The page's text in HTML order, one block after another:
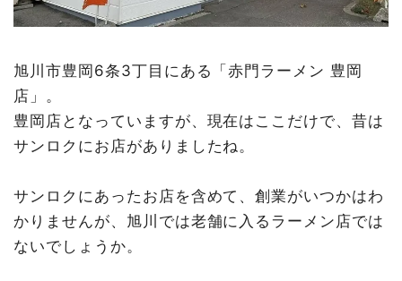
旭川市豊岡6条3丁目にある「赤門ラーメン 豊岡
店」。
豊岡店となっていますが、現在はここだけで、昔は
サンロクにお店がありましたね。
サンロクにあったお店を含めて、創業がいつかはわ
かりませんが、旭川では老舗に入るラーメン店では
ないでしょうか。